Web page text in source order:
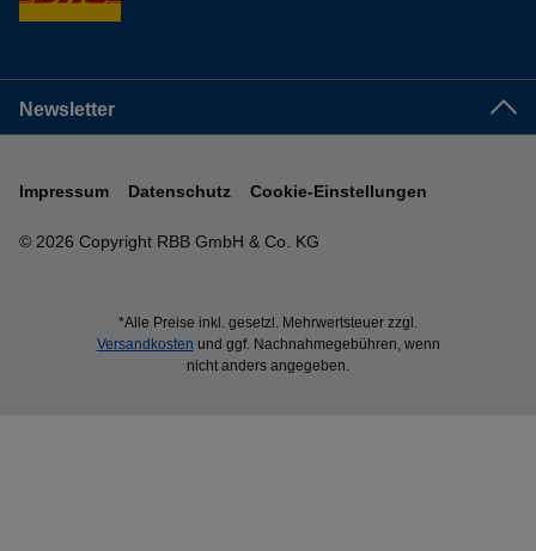
Newsletter
© 2026 Copyright RBB GmbH & Co. KG
Impressum Datenschutz Cookie-Einstellungen
*Alle Preise inkl. gesetzl. Mehrwertsteuer zzgl.
Versandkosten und ggf. Nachnahmegebühren, wenn
nicht anders angegeben.